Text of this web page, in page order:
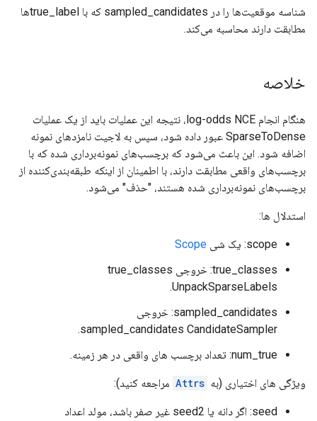
شناسه موقعیت‌ها را در sampled_candidates که با true_label‌ها
مطابقت دارند محاسبه می‌کند.
خلاصه
هنگام انجام log-odds NCE، نتیجه این عملیات باید از یک عملیات
SparseToDense عبور داده شود، سپس به لاجیت نامزدهای نمونه
اضافه شود. این باعث می‌شود که برچسب‌های نمونه‌برداری شده که با
برچسب‌های واقعی مطابقت دارند، با اطمینان از اینکه طبقه‌بندی‌کننده از
برچسب‌های نمونه‌برداری شده هستند، "حذف" می‌شود.
استدلال ها:
scope: یک شی
Scope
true_classes: خروجی true_classes
UnpackSparseLabels.
sampled_candidates: خروجی
sampled_candidates CandidateSampler.
num_true: تعداد برچسب های واقعی در هر زمینه.
ویژگی های اختیاری (به Attrs مراجعه کنید):
seed: اگر دانه یا seed2 غیر صفر باشد، مولد اعداد